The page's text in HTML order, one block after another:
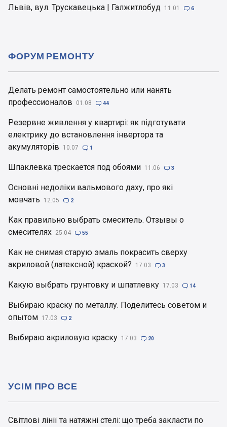
Львів, вул. Трускавецька | Галжитлобуд 11.01  6
Делать ремонт самостоятельно или нанять
профессионалов
01.08  44
Резервне живлення у квартирі: як підготувати
електрику до встановлення інвертора та
акумуляторів
10.07  1
Шпаклевка трескается под обоями 11.06  3
Основні недоліки вальмового даху, про які
мовчать
12.05  2
Как правильно выбрать смеситель. Отзывы о
смесителях 25.04  55
Как не снимая старую эмаль покрасить сверху
акриловой (латексной) краской?
17.03  3
Какую выбрать грунтовку и шпатлевку 17.03  14
Выбираю краску по металлу. Поделитесь советом и
опытом 17.03  2
Выбираю акриловую краску 17.03  20
ФОРУМ РЕМОНТУ
Світлові лінії та натяжні стелі: що треба закласти по
УСІМ ПРО ВСЕ